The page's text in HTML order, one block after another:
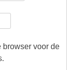
browser voor de